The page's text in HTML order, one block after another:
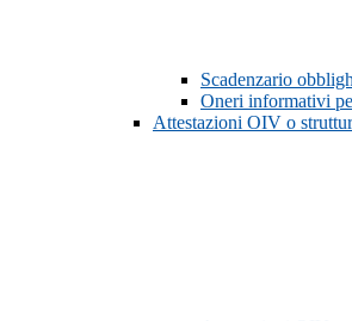
Scadenzario
Oneri informativi
Attestazioni OIV o